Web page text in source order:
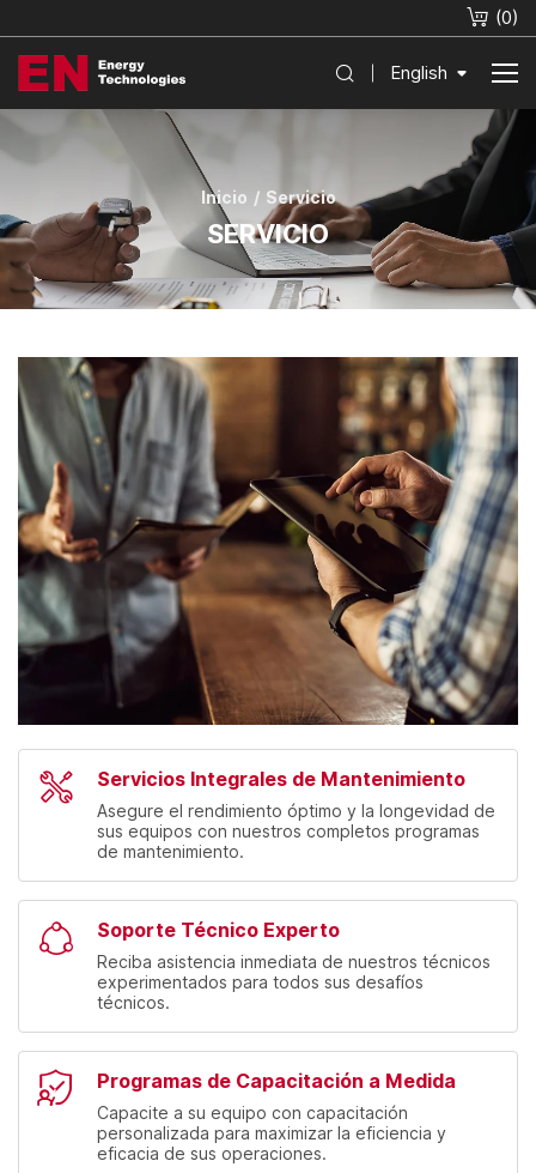
(0)
English
Inicio Servicio
SERVICIO
Servicios Integrales de Mantenimiento
Asegure el rendimiento óptimo y la longevidad de
sus equipos con nuestros completos programas
de mantenimiento.
Soporte Técnico Experto
Reciba asistencia inmediata de nuestros técnicos
experimentados para todos sus desafíos
técnicos.
Programas de Capacitación a Medida
Capacite a su equipo con capacitación
personalizada para maximizar la eficiencia y
eficacia de sus operaciones.